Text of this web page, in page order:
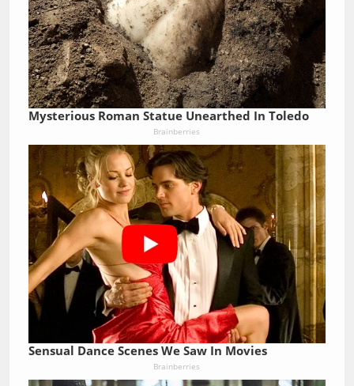
Mysterious Roman Statue Unearthed In Toledo
Brainberries
Sensual Dance Scenes We Saw In Movies
Brainberries